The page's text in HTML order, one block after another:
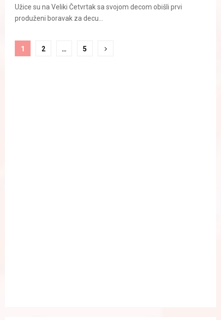
Užice su na Veliki Četvrtak sa svojom decom obišli prvi
produženi boravak za decu...
Paginacija
1 2 … 5